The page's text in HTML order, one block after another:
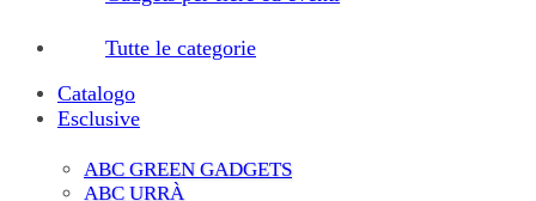
Tutte le categorie
Catalogo
Esclusive
ABC GREEN GADGETS
ABC URRÀ